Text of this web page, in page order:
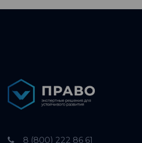
8 (800) 222 86 61